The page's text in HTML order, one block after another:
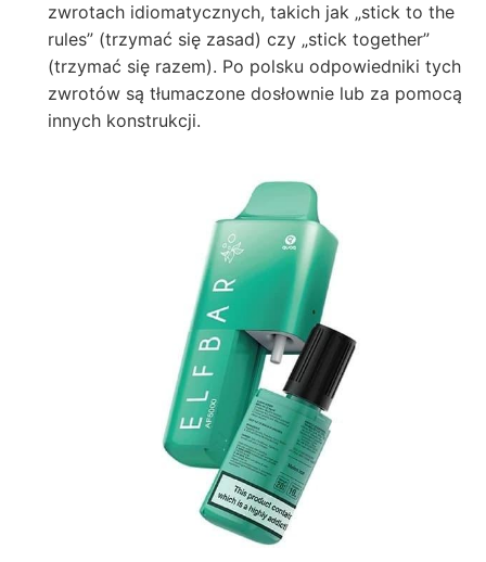
zwrotach idiomatycznych, takich jak „stick to the
rules” (trzymać się zasad) czy „stick together”
(trzymać się razem). Po polsku odpowiedniki tych
zwrotów są tłumaczone dosłownie lub za pomocą
innych konstrukcji.